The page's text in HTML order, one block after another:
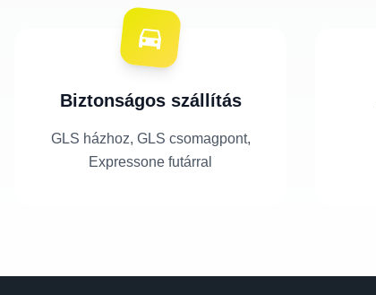
Biztonságos szállítás
GLS házhoz, GLS csomagpont,
Expressone futárral